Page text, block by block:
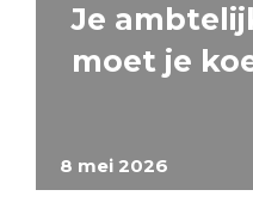
8 mei 2026
Je
moet je